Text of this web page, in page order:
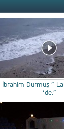
İbrahim Durmuş ”
‘de.”